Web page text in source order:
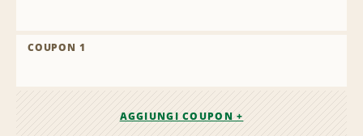
COUPON 1
AGGIUNGI COUPON +